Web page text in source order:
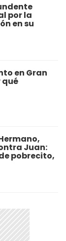
por la
en su
en Gran
qué
Juan:
pobrecito,